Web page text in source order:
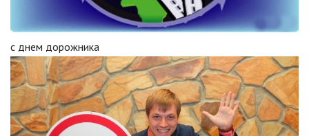
с днем дорожника